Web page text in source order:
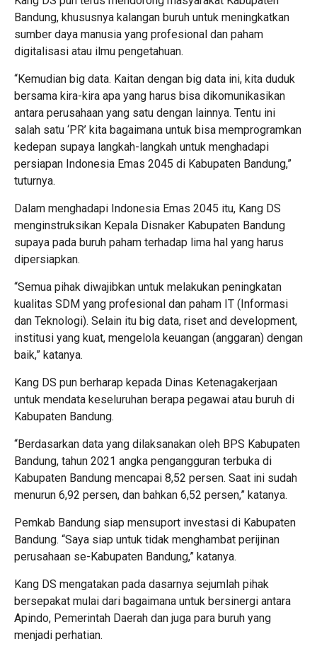
Bandung, khususnya kalangan buruh untuk meningkatkan
sumber daya manusia yang profesional dan paham
digitalisasi atau ilmu pengetahuan.
“Kemudian big data. Kaitan dengan big data ini, kita duduk
bersama kira-kira apa yang harus bisa dikomunikasikan
antara perusahaan yang satu dengan lainnya. Tentu ini
salah satu ‘PR’ kita bagaimana untuk bisa memprogramkan
kedepan supaya langkah-langkah untuk menghadapi
persiapan Indonesia Emas 2045 di Kabupaten Bandung,”
tuturnya.
Dalam menghadapi Indonesia Emas 2045 itu, Kang DS
menginstruksikan Kepala Disnaker Kabupaten Bandung
supaya pada buruh paham terhadap lima hal yang harus
dipersiapkan.
“Semua pihak diwajibkan untuk melakukan peningkatan
kualitas SDM yang profesional dan paham IT (Informasi
dan Teknologi). Selain itu big data, riset and development,
institusi yang kuat, mengelola keuangan (anggaran) dengan
baik,” katanya.
Kang DS pun berharap kepada Dinas Ketenagakerjaan
untuk mendata keseluruhan berapa pegawai atau buruh di
Kabupaten Bandung.
“Berdasarkan data yang dilaksanakan oleh BPS Kabupaten
Bandung, tahun 2021 angka pengangguran terbuka di
Kabupaten Bandung mencapai 8,52 persen. Saat ini sudah
menurun 6,92 persen, dan bahkan 6,52 persen,” katanya.
Pemkab Bandung siap mensuport investasi di Kabupaten
Bandung. “Saya siap untuk tidak menghambat perijinan
perusahaan se-Kabupaten Bandung,” katanya.
Kang DS mengatakan pada dasarnya sejumlah pihak
bersepakat mulai dari bagaimana untuk bersinergi antara
Apindo, Pemerintah Daerah dan juga para buruh yang
menjadi perhatian.